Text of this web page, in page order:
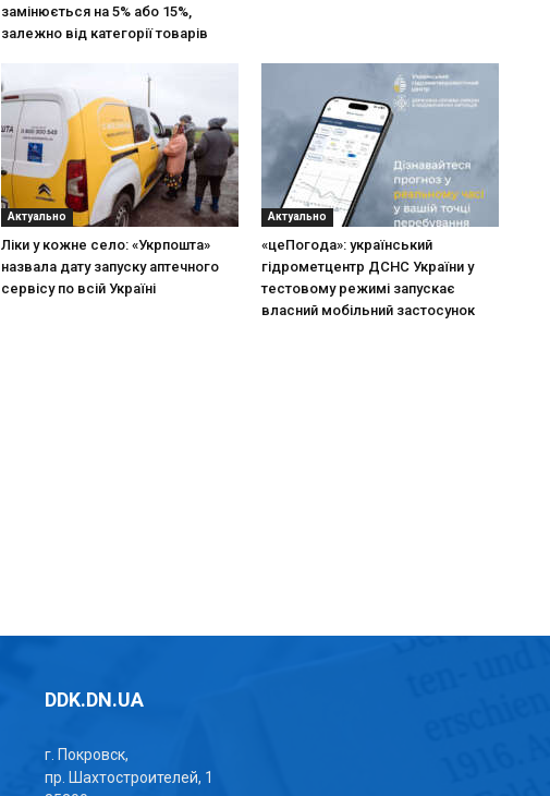
замінюється на 5% або 15%,
залежно від категорії товарів
Актуально
Ліки у кожне село: «Укрпошта»
назвала дату запуску аптечного
сервісу по всій Україні
Актуально
«цеПогода»: український
гідрометцентр ДСНС України у
тестовому режимі запускає
власний мобільний застосунок
DDK.DN.UA
г. Покровск,
пр. Шахтостроителей, 1